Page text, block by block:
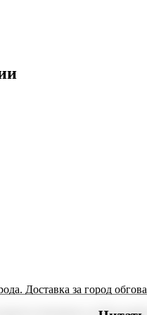
Доставка за город